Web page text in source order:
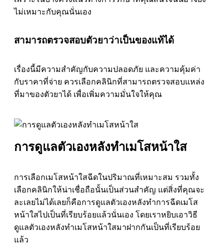
ไม่เหมาะกับคุณนั่นเอง
สามารถตรวจสอบตัวยาว่าเป็นของแท้ได้
เรื่องนี้มีความสำคัญกับความปลอดภัย และความคุ้มค่า
กับราคาที่จ่าย ควรเลือกคลินิกที่สามารถตรวจสอบแหล่ง
ที่มาของตัวยาได้ เพื่อเพิ่มความมั่นใจให้คุณ
การดูแลตัวเองหลังทำเมโสหน้าใส
การเลือกเมโสหน้าใสฉีดในปริมาณที่เหมาะสม รวมทั้ง
เลือกคลินิกให้น่าเชื่อถือนั้นเป็นส่วนสำคัญ แต่สิ่งที่คุณจะ
ละเลยไม่ได้เลยก็คือการดูแลตัวเองหลังทำการฉีดเมโส
หน้าใสไปเป็นที่เรียบร้อยแล้วนั่นเอง โดยเราหยิบเอาวิธี
ดูแลตัวเองหลังทำเมโสหน้าใสมาฝากกันเป็นที่เรียบร้อย
แล้ว